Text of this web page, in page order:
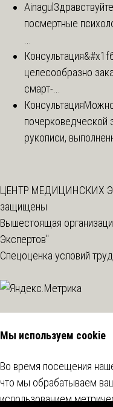
Ainagul
посмертные
Консультация
целесообразно
смарт-...
Консультация
почерковедческой
рукописи,
ЦЕНТР МЕДИЦИНСКИХ
защищены
Вышестоящая
Экспертов"
Спецоценка условий
Мы используем cookie
Во время посещения
что мы обрабатываем
использованием